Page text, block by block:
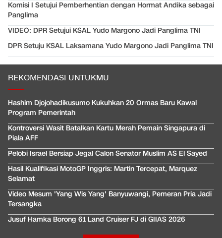
Komisi I Setujui Pemberhentian dengan Hormat Andika sebagai
Panglima
VIDEO: DPR Setujui KSAL Yudo Margono Jadi Panglima TNI
DPR Setuju KSAL Laksamana Yudo Margono Jadi Panglima TNI
REKOMENDASI UNTUKMU
Hashim Djojohadikusumo Kukuhkan 20 Ormas Baru Kawal
Program Pemerintah
Kontroversi Wasit Batalkan Kartu Merah Pemain Singapura di
Piala AFF
Pelobi Israel Bersiap Jegal Calon Senator Muslim AS El Sayed
Hasil Kualifikasi MotoGP Inggris: Martin Tercepat, Marquez
Selamat
Video Mesum 'Yang Wis Yang' Banyuwangi, Pemeran Pria Jadi
Tersangka
Jusuf Hamka Borong 61 Land Cruiser FJ di GIIAS 2026